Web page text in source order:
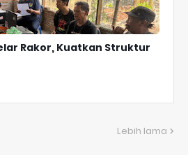
Rakor, Kuatkan Struktur
Lebih lama